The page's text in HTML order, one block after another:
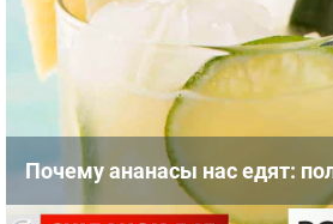
Почему ананасы нас едят: